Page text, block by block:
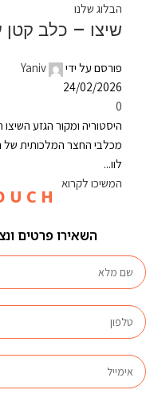
הבלוג שלנו
שיצו – כלב קטן
פורסם על ידי
Yaniv
24/02/2026
0
היסטוריה ומקור הגזע
מכלבי החצר המלכותית של
לוו...
המשיכו לקרוא
C H
השאירו פרטים